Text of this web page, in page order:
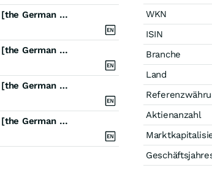
EQS-PVR: HelloFresh SE: Release according to Article 40, Section 1 of the WpHG [the German Securities Trading Act] with the objective of Europe-wide distribution
EQS-PVR: HelloFresh SE: Release according to Article 40, Section 1 of the WpHG [the German Securities Trading Act] with the objective of Europe-wide distribution
EQS-PVR: HelloFresh SE: Release according to Article 40, Section 1 of the WpHG [the German Securities Trading Act] with the objective of Europe-wide distribution
EQS-PVR: HelloFresh SE: Release according to Article 40, Section 1 of the WpHG [the German Securities Trading Act] with the objective of Europe-wide distribution
WKN
ISIN
Branche
Land
Aktienanzahl